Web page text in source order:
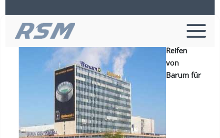
Barum Reifen
Reifen
von
Barum für